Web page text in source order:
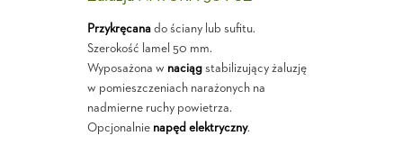
Przykręcanado ściany lub sufitu.
Szerokość lamel 50 mm.
Wyposażona w naciągstabilizujący żaluzję
w pomieszczeniach narażonych na
nadmierne ruchy powietrza.
Opcjonalnie napęd elektryczny.